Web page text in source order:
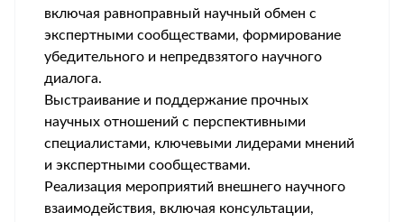
включая равноправный научный обмен с
экспертными сообществами, формирование
убедительного и непредвзятого научного
диалога.
Выстраивание и поддержание прочных
научных отношений с перспективными
специалистами, ключевыми лидерами мнений
и экспертными сообществами.
Реализация мероприятий внешнего научного
взаимодействия, включая консультации,